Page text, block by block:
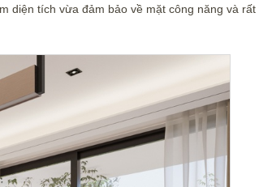
diện tích vừa đảm bảo về mặt công năng và rất